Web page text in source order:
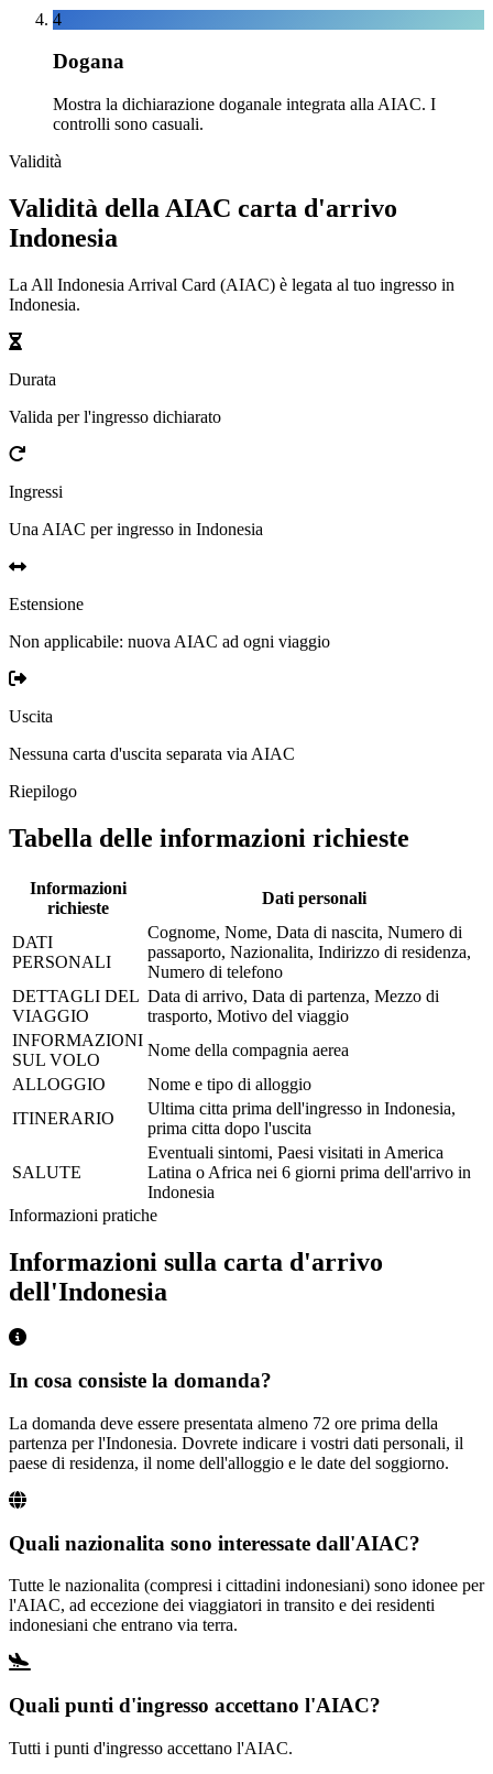
4
Dogana
Mostra la dichiarazione doganale integrata alla AIAC. I
controlli sono casuali.
Validità
Validità della AIAC carta d'arrivo
Indonesia
La All Indonesia Arrival Card (AIAC) è legata al tuo ingresso in
Indonesia.
Durata
Valida per l'ingresso dichiarato
Ingressi
Una AIAC per ingresso in Indonesia
Estensione
Non applicabile: nuova AIAC ad ogni viaggio
Uscita
Nessuna carta d'uscita separata via AIAC
Riepilogo
Tabella delle informazioni richieste
Informazioni
richieste
Dati personali
DATI
PERSONALI
Cognome, Nome, Data di nascita, Numero di
passaporto, Nazionalita, Indirizzo di residenza,
Numero di telefono
DETTAGLI DEL
VIAGGIO
Data di arrivo, Data di partenza, Mezzo di
trasporto, Motivo del viaggio
INFORMAZIONI
SUL VOLO
Nome della compagnia aerea
ALLOGGIO
Nome e tipo di alloggio
ITINERARIO
Ultima citta prima dell'ingresso in Indonesia,
prima citta dopo l'uscita
SALUTE
Eventuali sintomi, Paesi visitati in America
Latina o Africa nei 6 giorni prima dell'arrivo in
Indonesia
Informazioni pratiche
Informazioni sulla carta d'arrivo
dell'Indonesia
In cosa consiste la domanda?
La domanda deve essere presentata almeno 72 ore prima della
partenza per l'Indonesia. Dovrete indicare i vostri dati personali, il
paese di residenza, il nome dell'alloggio e le date del soggiorno.
Quali nazionalita sono interessate dall'AIAC?
Tutte le nazionalita (compresi i cittadini indonesiani) sono idonee per
l'AIAC, ad eccezione dei viaggiatori in transito e dei residenti
indonesiani che entrano via terra.
Quali punti d'ingresso accettano l'AIAC?
Tutti i punti d'ingresso accettano l'AIAC.